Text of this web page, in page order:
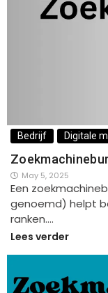
Bedrijf Digitale
May 5, 2025
Een
genoemd) helpt
ranken.…
Lees verder